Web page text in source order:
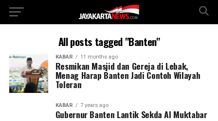
All posts tagged "Banten"
KABAR 11 months ago
Resmikan Masjid dan Gereja di Lebak,
Menag Harap Banten Jadi Contoh Wilayah
Toleran
KABAR 7 years ago
Gubernur Banten Lantik Sekda Al Muktabar